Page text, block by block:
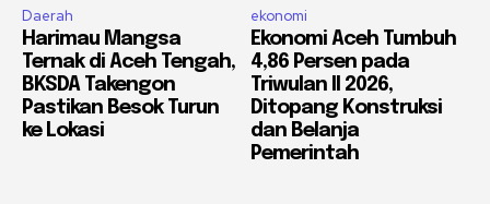
Daerah
Harimau Mangsa
Ternak di Aceh Tengah,
BKSDA Takengon
Pastikan Besok Turun
ke Lokasi
ekonomi
Ekonomi Aceh Tumbuh
4,86 Persen pada
Triwulan II 2026,
Ditopang Konstruksi
dan Belanja
Pemerintah